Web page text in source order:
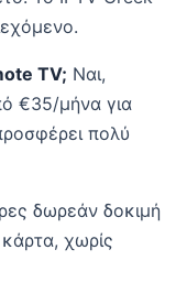
TV; Ναι,
€35/μήνα για
πολύ
δωρεάν δοκιμή
χωρίς